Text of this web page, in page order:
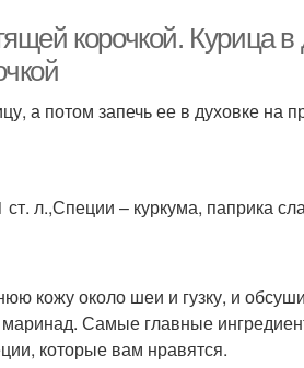
корочкой. Курица в
а потом запечь ее в духовке на
л.,Специи – куркума, паприка
кожу около шеи и гузку, и
Самые главные
которые вам нравятся.